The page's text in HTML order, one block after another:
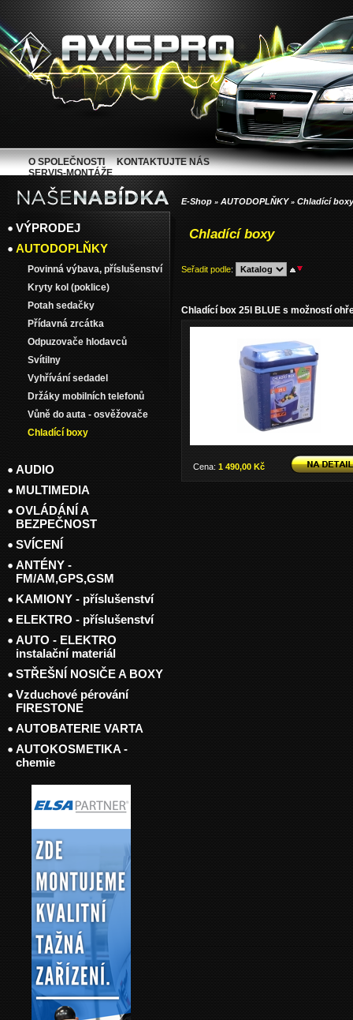
E-Shop » AUTODOPLŇKY» Chladící boxy
Chladící boxy
Seřadit podle:
Chladící box 25l BLUE s možností
Cena: 1 490,00 Kč
VÝPRODEJ
AUTODOPLŇKY
Povinná výbava, příslušenství
Kryty kol (poklice)
Potah sedačky
Přídavná zrcátka
Odpuzovače hlodavců
Svítilny
Vyhřívání sedadel
Držáky mobilních telefonů
Vůně do auta - osvěžovače
Chladící boxy
AUDIO
MULTIMEDIA
OVLÁDÁNÍ A
BEZPEČNOST
SVÍCENÍ
ANTÉNY -
FM/AM,GPS,GSM
KAMIONY - příslušenství
ELEKTRO - příslušenství
AUTO - ELEKTRO
instalační materiál
STŘEŠNÍ NOSIČE A BOXY
Vzduchové pérování
FIRESTONE
AUTOBATERIE VARTA
AUTOKOSMETIKA -
chemie
O SPOLEČNOSTI
KONTAKTUJTE NÁS
SERVIS-MONTÁŽE